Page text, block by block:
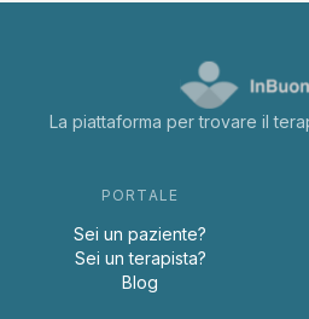
La piattaforma per trovare il
PORTALE
Sei un paziente?
Sei un terapista?
Blog